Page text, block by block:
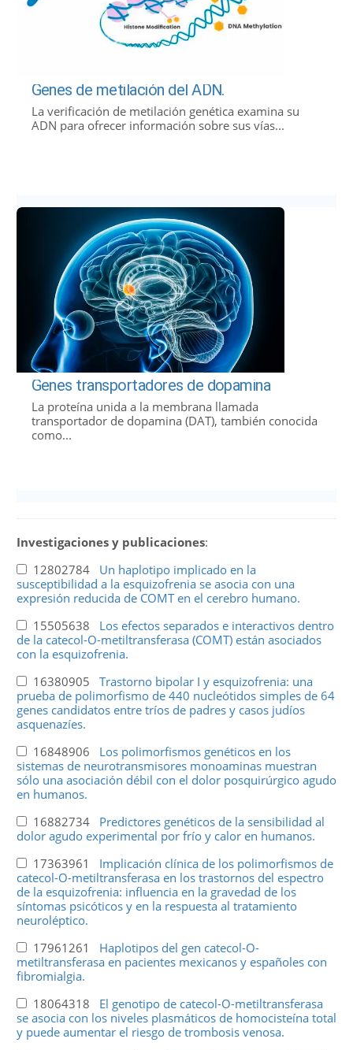
Genes de metilación del ADN.
La verificación de metilación genética examina su
ADN para ofrecer información sobre sus vías...
Genes transportadores de dopamina
La proteína unida a la membrana llamada
transportador de dopamina (DAT), también conocida
como...
Investigaciones y publicaciones:
12802784 Un haplotipo implicado en la
susceptibilidad a la esquizofrenia se asocia con una
expresión reducida de COMT en el cerebro humano.
15505638 Los efectos separados e interactivos dentro
de la catecol-O-metiltransferasa (COMT) están asociados
con la esquizofrenia.
16380905 Trastorno bipolar I y esquizofrenia: una
prueba de polimorfismo de 440 nucleótidos simples de 64
genes candidatos entre tríos de padres y casos judíos
asquenazíes.
16848906 Los polimorfismos genéticos en los
sistemas de neurotransmisores monoaminas muestran
sólo una asociación débil con el dolor posquirúrgico agudo
en humanos.
16882734 Predictores genéticos de la sensibilidad al
dolor agudo experimental por frío y calor en humanos.
17363961 Implicación clínica de los polimorfismos de
catecol-O-metiltransferasa en los trastornos del espectro
de la esquizofrenia: influencia en la gravedad de los
síntomas psicóticos y en la respuesta al tratamiento
neuroléptico.
17961261 Haplotipos del gen catecol-O-
metiltransferasa en pacientes mexicanos y españoles con
fibromialgia.
18064318 El genotipo de catecol-O-metiltransferasa
se asocia con los niveles plasmáticos de homocisteína total
y puede aumentar el riesgo de trombosis venosa.